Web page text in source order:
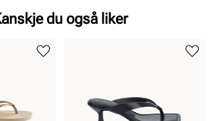
du også liker